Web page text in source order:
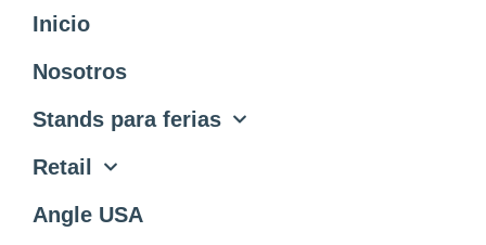
Inicio
Nosotros
Stands para ferias
Retail
Angle USA